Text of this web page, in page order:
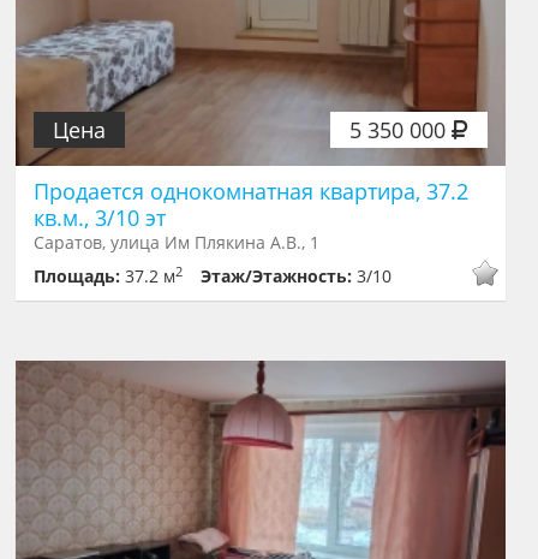
5 350 000
Цена
Продается однокомнатная квартира, 37.2
кв.м., 3/10 эт
Саратов, улица Им Плякина А.В., 1
Площадь:37.2 м2 Этаж/Этажность:3/10